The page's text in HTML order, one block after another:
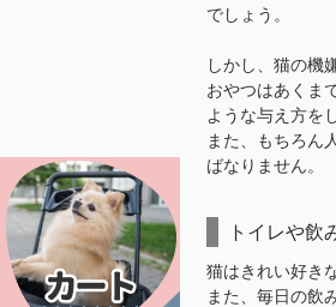
でしょう。
しかし、猫の機
おやつはあくま
ような与え方を
また、もちろん
ばなりません。
トイレや飲
猫はきれい好き
また、毎日の飲